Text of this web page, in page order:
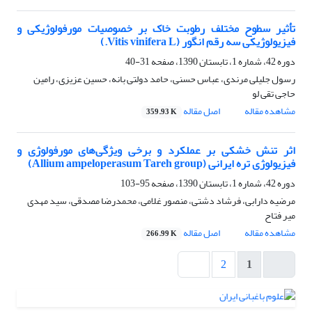
تأثیر سطوح مختلف رطوبت خاک بر خصوصیات مورفولوژیکی و
فیزیولوژیکی سه رقم انگور (Vitis vinifera L.)
دوره 42، شماره 1، تابستان 1390، صفحه
31-40
رسول جلیلی مرندی، عباس حسنی، حامد دولتی بانه، حسین عزیزی، رامین
حاجی تقی لو
مشاهده مقاله
اصل مقاله 359.93 K
اثر تنش خشکی بر عملکرد و برخی ویژگی‌های مورفولوژی و
فیزیولوژی تره ایرانی (Allium ampeloperasum Tareh group)
دوره 42، شماره 1، تابستان 1390، صفحه
95-103
مرضیه دارابی، فرشاد دشتی، منصور غلامی، محمدرضا مصدقی، سید مهدی
میر فتاح
مشاهده مقاله
اصل مقاله 266.99 K
1
2